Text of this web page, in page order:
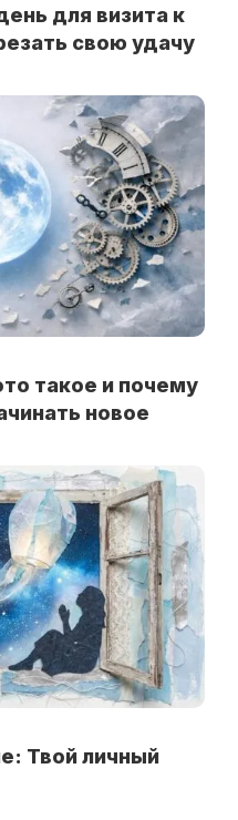
для визита к
свою удачу
такое и почему
новое
Твой личный